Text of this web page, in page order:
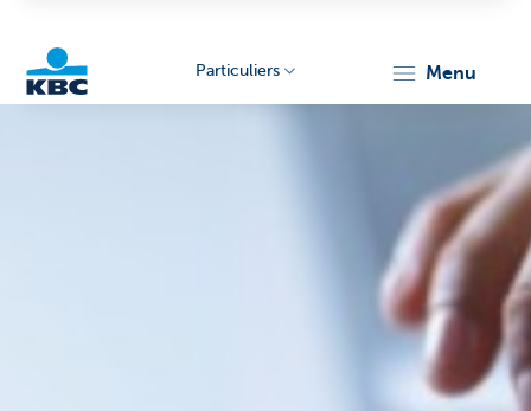
Particuliers menu